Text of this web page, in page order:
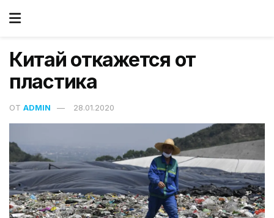
Китай откажется от
пластика
ОТ ADMIN 28.01.2020